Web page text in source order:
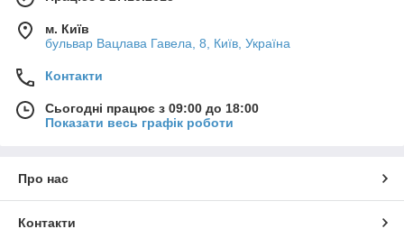
м. Київ
бульвар Вацлава Гавела, 8, Київ, Україна
Контакти
Сьогодні працює з 09:00 до 18:00
Показати весь графік роботи
Про нас
Контакти